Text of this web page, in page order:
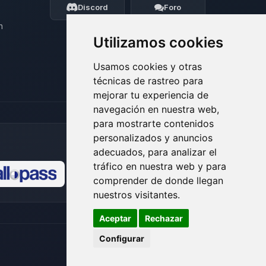
Utilizamos cookies
Usamos cookies y otras
técnicas de rastreo para
mejorar tu experiencia de
navegación en nuestra web,
para mostrarte contenidos
personalizados y anuncios
adecuados, para analizar el
tráfico en nuestra web y para
comprender de donde llegan
nuestros visitantes.
Aceptar
Rechazar
Configurar
Discord Foro
ayudarte.
09/08/2026 08:26